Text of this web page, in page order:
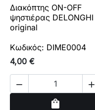
Διακόπτης ON-OFF
ψηστιέρας DELONGHI
original
Κωδικός: DIME0004
4,00 €
 
shopping_bag